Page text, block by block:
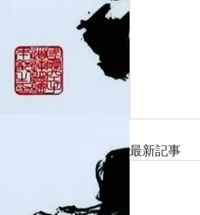
最新記事